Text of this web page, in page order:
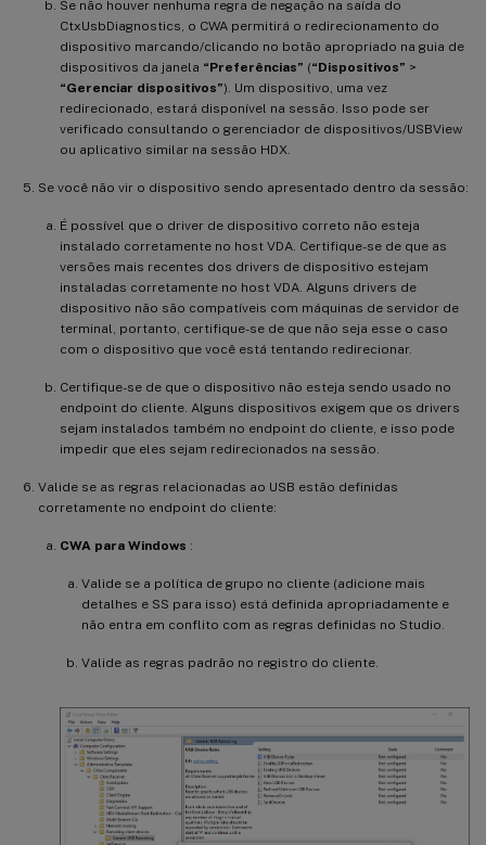
Se não houver nenhuma regra de negação na saída do
CtxUsbDiagnostics, o CWA permitirá o redirecionamento do
dispositivo marcando/clicando no botão apropriado na guia de
dispositivos da janela “Preferências” (“Dispositivos” >
“Gerenciar dispositivos”). Um dispositivo, uma vez
redirecionado, estará disponível na sessão. Isso pode ser
verificado consultando o gerenciador de dispositivos/USBView
ou aplicativo similar na sessão HDX.
Se você não vir o dispositivo sendo apresentado dentro da sessão:
É possível que o driver de dispositivo correto não esteja
instalado corretamente no host VDA. Certifique-se de que as
versões mais recentes dos drivers de dispositivo estejam
instaladas corretamente no host VDA. Alguns drivers de
dispositivo não são compatíveis com máquinas de servidor de
terminal, portanto, certifique-se de que não seja esse o caso
com o dispositivo que você está tentando redirecionar.
Certifique-se de que o dispositivo não esteja sendo usado no
endpoint do cliente. Alguns dispositivos exigem que os drivers
sejam instalados também no endpoint do cliente, e isso pode
impedir que eles sejam redirecionados na sessão.
Valide se as regras relacionadas ao USB estão definidas
corretamente no endpoint do cliente:
CWA para Windows :
Valide se a política de grupo no cliente (adicione mais
detalhes e SS para isso) está definida apropriadamente e
não entra em conflito com as regras definidas no Studio.
Valide as regras padrão no registro do cliente.